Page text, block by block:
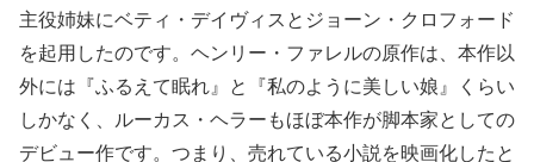
主役姉妹にベティ・デイヴィスとジョーン・クロフォード
を起用したのです。ヘンリー・ファレルの原作は、本作以
外には『ふるえて眠れ』と『私のように美しい娘』くらい
しかなく、ルーカス・ヘラーもほぼ本作が脚本家としての
デビュー作です。つまり、売れている小説を映画化したと